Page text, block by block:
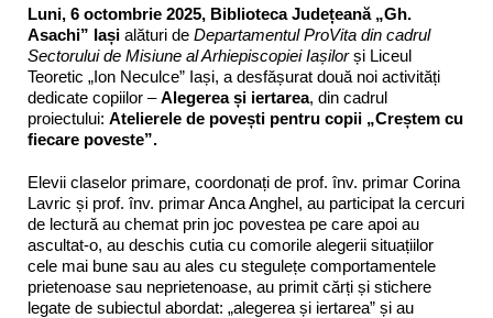
Luni, 6 octombrie 2025, Biblioteca Județeană „Gh.
Asachi” Iași alături de Departamentul ProVita din cadrul
Sectorului de Misiune al Arhiepiscopiei Iașilorși Liceul
Teoretic „Ion Neculce” Iași, a desfășurat două noi activități
dedicate copiilor –Alegerea și iertarea, din cadrul
proiectului: Atelierele de povești pentru copii „Creștem cu
fiecare poveste”.
Elevii claselor primare, coordonați de prof. înv. primar Corina
Lavric și prof. înv. primar Anca Anghel, au participat la cercuri
de lectură au chemat prin joc povestea pe care apoi au
ascultat-o, au deschis cutia cu comorile alegerii situațiilor
cele mai bune sau au ales cu stegulețe comportamentele
prietenoase sau neprietenoase, au primit cărți și stichere
legate de subiectul abordat: „alegerea și iertarea” și au